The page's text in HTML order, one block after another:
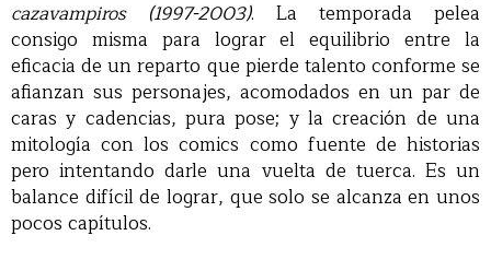
cazavampiros (1997-2003). La temporada pelea
consigo misma para lograr el equilibrio entre la
eficacia de un reparto que pierde talento conforme se
afianzan sus personajes, acomodados en un par de
caras y cadencias, pura pose; y la creación de una
mitología con los comics como fuente de historias
pero intentando darle una vuelta de tuerca. Es un
balance difícil de lograr, que solo se alcanza en unos
pocos capítulos.